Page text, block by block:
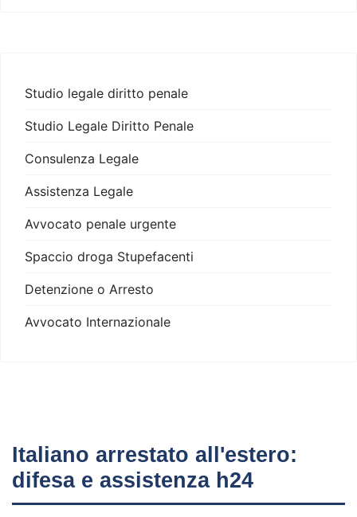
Studio legale diritto penale
Studio Legale Diritto Penale
Consulenza Legale
Assistenza Legale
Avvocato penale urgente
Spaccio droga Stupefacenti
Detenzione o Arresto
Avvocato Internazionale
Italiano arrestato all'estero:
difesa e assistenza h24